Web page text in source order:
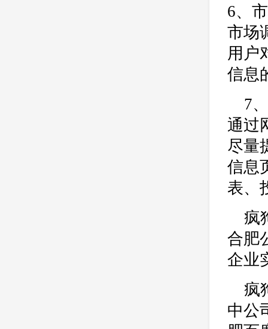
6、
市场
用户
信息
7
通过
尽量
信息
表、
疯
合肥
企业
疯
中公